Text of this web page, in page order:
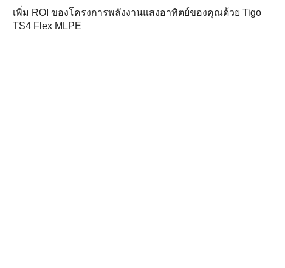
เพิ่ม ROI ของโครงการพลังงานแสงอาทิตย์ของคุณด้วย Tigo
TS4 Flex MLPE